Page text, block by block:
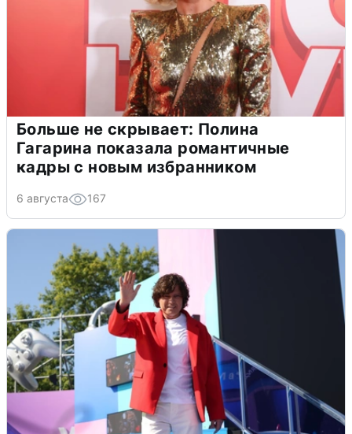
Больше не скрывает: Полина
Гагарина показала романтичные
кадры с новым избранником
6 августа 167